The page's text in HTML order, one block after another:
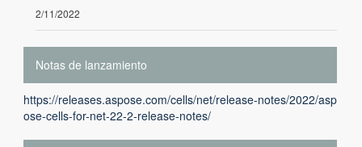
2/11/2022
Notas de lanzamiento
https://releases.aspose.com/cells/net/release-notes/2022/asp
ose-cells-for-net-22-2-release-notes/